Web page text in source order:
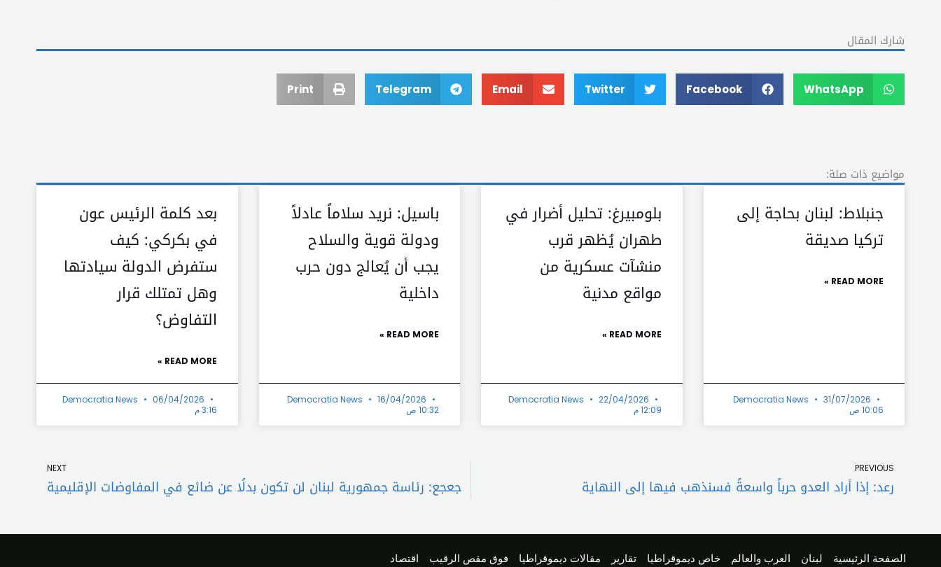
شارك المقال
WhatsApp
Facebook
Twitter
Email
Telegram
Print
مواضيع ذات صلة:
جنبلاط: لبنان بحاجة إلى
تركيا صديقة
READ MORE »
Democratia News
31/07/2026
10:06 ص
بلومبيرغ: تحليل أضرار في
طهران يُظهر قرب
منشآت عسكرية من
مواقع مدنية
READ MORE »
Democratia News
22/04/2026
12:09 م
باسيل: نريد سلاماً عادلاً
ودولة قوية والسلاح
يجب أن يُعالج دون حرب
داخلية
READ MORE »
Democratia News
16/04/2026
10:32 ص
بعد كلمة الرئيس عون
في بكركي: كيف
ستفرض الدولة سيادتها
وهل تمتلك قرار
التفاوض؟
READ MORE »
Democratia News
06/04/2026
3:16 م
PREVIOUS
رعد: إذا أراد العدو حرباً واسعةً فسنذهب فيها إلى النهاية
NEXT
جعجع: رئاسة جمهورية لبنان لن تكون بدلًا عن ضائع في المفاوضات الإقليمية
الصفحة الرئيسية لبنان العرب والعالم خاص ديموقراطيا تقارير مقالات ديموقراطيا فوق مقص الرقيب اقتصاد